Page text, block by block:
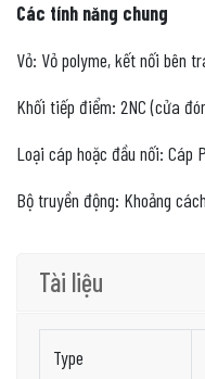
Các tính năng chung
Vỏ: Vỏ polyme, kết nối bên
Khối tiếp điểm: 2NC (cửa
Loại cáp hoặc đầu nối: Cáp
Bộ truyền động: Khoảng
Tài liệu
Type